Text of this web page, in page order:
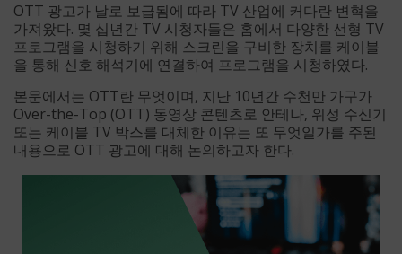
OTT 광고가 날로 보급됨에 따라 TV 산업에 커다란 변혁을
가져왔다. 몇 십년간 TV 시청자들은 홈에서 다양한 선형 TV
프로그램을 시청하기 위해 스크린을 구비한 장치를 케이블
을 통해 신호 해석기에 연결하여 프로그램을 시청하였다.
본문에서는 OTT란 무엇이며, 지난 10년간 수천만 가구가
Over-the-Top (OTT) 동영상 콘텐츠로 안테나, 위성 수신기
또는 케이블 TV 박스를 대체한 이유는 또 무엇일가를 주된
내용으로 OTT 광고에 대해 논의하고자 한다.